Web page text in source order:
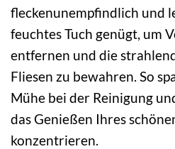
fleckenunempfindlich und
feuchtes Tuch genügt, um
entfernen und die
Fliesen zu bewahren. So
Mühe bei der Reinigung
das Genießen Ihres
konzentrieren.